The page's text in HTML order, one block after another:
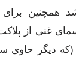
همچنین برای
غنی از پلاکت
(که دیگر حاوی